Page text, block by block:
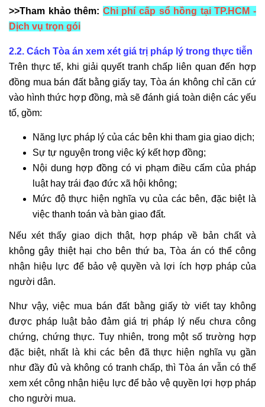
>>Tham khảo thêm: Chi phí cấp sổ hồng tại TP.HCM -
Dịch vụ trọn gói
2.2. Cách Tòa án xem xét giá trị pháp lý trong thực tiễn
Trên thực tế, khi giải quyết tranh chấp liên quan đến hợp
đồng mua bán đất bằng giấy tay, Tòa án không chỉ căn cứ
vào hình thức hợp đồng, mà sẽ đánh giá toàn diện các yếu
tố, gồm:
Năng lực pháp lý của các bên khi tham gia giao dịch;
Sự tự nguyện trong việc ký kết hợp đồng;
Nội dung hợp đồng có vi phạm điều cấm của pháp
luật hay trái đạo đức xã hội không;
Mức độ thực hiện nghĩa vụ của các bên, đặc biệt là
việc thanh toán và bàn giao đất.
Nếu xét thấy giao dịch thật, hợp pháp về bản chất và
không gây thiệt hại cho bên thứ ba, Tòa án có thể công
nhận hiệu lực để bảo vệ quyền và lợi ích hợp pháp của
người dân.
Như vậy, việc mua bán đất bằng giấy tờ viết tay không
được pháp luật bảo đảm giá trị pháp lý nếu chưa công
chứng, chứng thực. Tuy nhiên, trong một số trường hợp
đặc biệt, nhất là khi các bên đã thực hiện nghĩa vụ gần
như đầy đủ và không có tranh chấp, thì Tòa án vẫn có thể
xem xét công nhận hiệu lực để bảo vệ quyền lợi hợp pháp
cho người mua.